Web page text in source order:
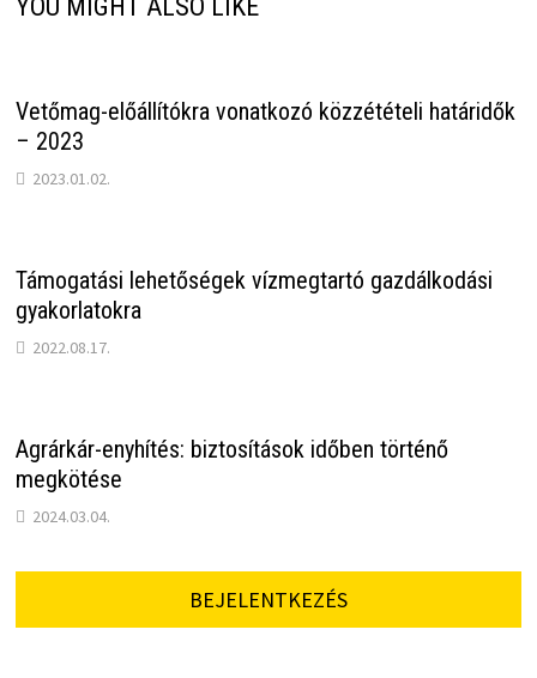
YOU MIGHT ALSO LIKE
Vetőmag-előállítókra vonatkozó közzétételi határidők
– 2023
2023.01.02.
Támogatási lehetőségek vízmegtartó gazdálkodási
gyakorlatokra
2022.08.17.
Agrárkár-enyhítés: biztosítások időben történő
megkötése
2024.03.04.
BEJELENTKEZÉS